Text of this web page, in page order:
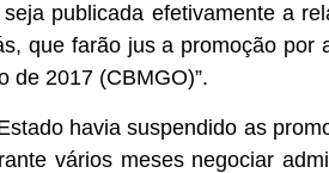
seja publicada efetivamente a
que farão jus a promoção
de 2017 (CBMGO)”.
havia suspendido as
vários meses negociar